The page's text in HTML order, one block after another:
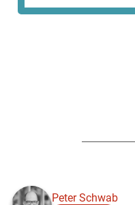
Peter Schwab